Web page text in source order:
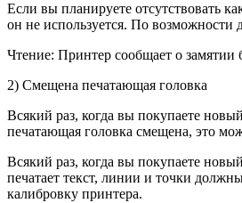
Если вы планируете отсутствовать
он не используется. По
Чтение: Принтер сообщает о замятии
2) Смещена печатающая головка
Всякий раз, когда вы покупаете
печатающая головка смещена, это
Всякий раз, когда вы покупаете
печатает текст, линии и точки
калибровку принтера.